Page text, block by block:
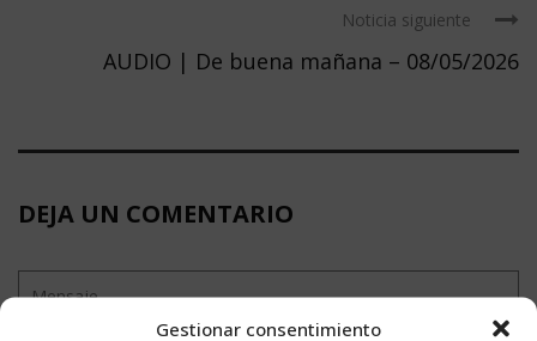
Gestionar consentimiento
Noticia siguiente
AUDIO | De buena mañana – 08/05/2026
DEJA UN COMENTARIO